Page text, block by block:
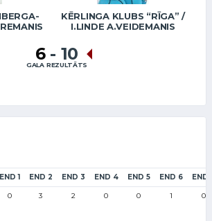
KĒRLINGA KLUBS “RĪGA” /
I.LINDE A.VEIDEMANIS
6 - 10
GALA REZULTĀTS
END 1 END 2 END 3 END 4 END 5 END 6 END
0 3 2 0 0 1 0